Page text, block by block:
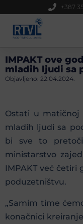
+387
IMPAKT ove
mladih ljudi sa
Objavljeno: 22.04.2024.
Ostati u matičnoj
mladih ljudi sa
bi sve to
ministarstvo
IMPAKT već četiri
poduzetništvu.
„Samim time
konačnici